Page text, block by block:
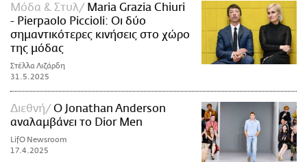
Μόδα & Στυλ
Maria Grazia Chiuri
- Pierpaolo Piccioli: Οι δύο
σημαντικότερες κινήσεις στο χώρο
της μόδας
Στέλλα Λιζάρδη
31.5.2025
Διεθνή
Ο Jonathan Anderson
αναλαμβάνει το Dior Men
LifO Newsroom
17.4.2025